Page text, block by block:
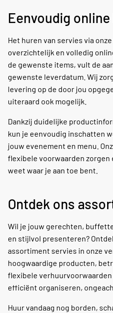
Eenvoudig
Het huren van servies via
overzichtelijk en volledig
de gewenste items, vult de
gewenste leverdatum. Wij
levering op de door jou
uiteraard ook mogelijk.
Dankzij duidelijke
kun je eenvoudig inschatten
jouw evenement en menu.
flexibele voorwaarden
weet waar je aan toe bent.
Ontdek ons
Wil je jouw gerechten,
en stijlvol presenteren?
assortiment servies in onze
hoogwaardige producten,
flexibele
efficiënt organiseren,
Huur vandaag nog borden,